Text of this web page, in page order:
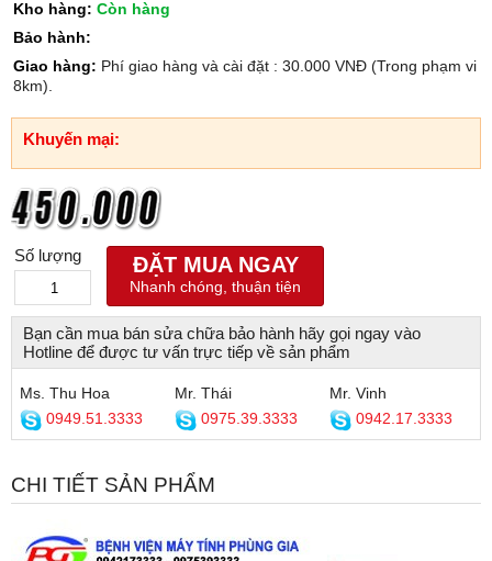
Kho hàng: Còn hàng
Bảo hành:
Giao hàng: Phí giao hàng và cài đặt : 30.000 VNĐ (Trong phạm vi
8km).
Khuyến mại:
Số lượng ĐẶT MUA NGAY
Nhanh chóng, thuận tiện
Bạn cần mua bán sửa chữa bảo hành hãy gọi ngay vào
Hotline để được tư vấn trực tiếp về sản phẩm
Ms. Thu Hoa
0949.51.3333
Mr. Thái
0975.39.3333
Mr. Vinh
0942.17.3333
CHI TIẾT SẢN PHẨM